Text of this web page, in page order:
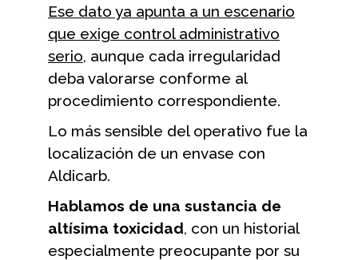
Ese dato ya apunta a un escenario
que exige control administrativo
serio, aunque cada irregularidad
deba valorarse conforme al
procedimiento correspondiente.
Lo más sensible del operativo fue la
localización de un envase con
Aldicarb.
Hablamos de una sustancia de
altísima toxicidad, con un historial
especialmente preocupante por su